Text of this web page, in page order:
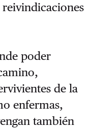
poder
de la
enfermas,
también